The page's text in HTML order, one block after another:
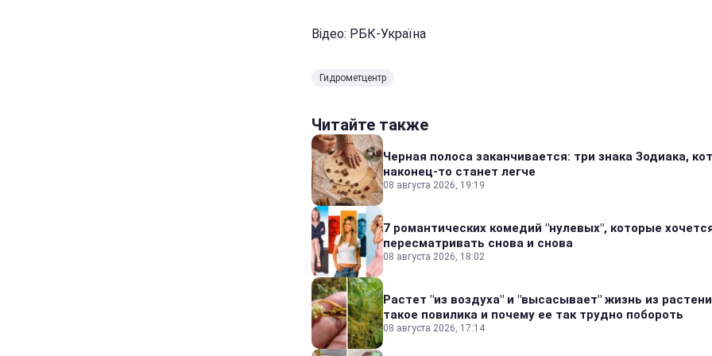
Відео: РБК-Україна
Гидрометцентр
Читайте также
Черная полоса заканчивается: три знака Зодиака,
наконец-то станет легче
08 августа 2026, 19:19
7 романтических комедий "нулевых", которые
пересматривать снова и снова
08 августа 2026, 18:02
Растет "из воздуха" и "высасывает" жизнь из
такое повилика и почему ее так трудно побороть
08 августа 2026, 17:14